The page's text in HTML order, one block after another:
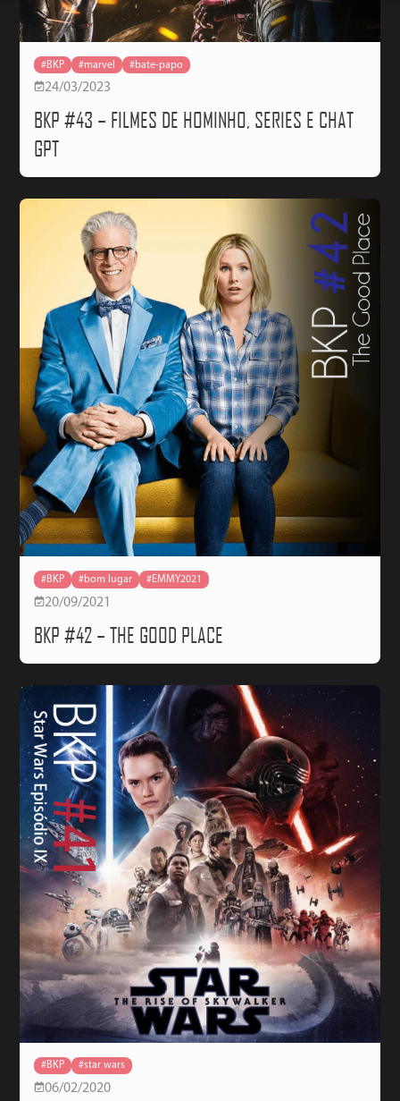
#BKP #marvel #bate-papo
24/03/2023
BKP #43 – FILMES DE HOMINHO, SERIES E CHAT
GPT
#BKP #bom lugar #EMMY2021
20/09/2021
BKP #42 – THE GOOD PLACE
#BKP #star wars
06/02/2020